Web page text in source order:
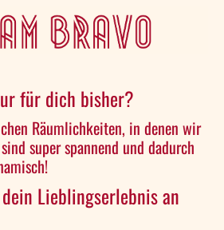
für dich bisher?
Räumlichkeiten, in denen wir
super spannend und dadurch
Lieblingserlebnis an